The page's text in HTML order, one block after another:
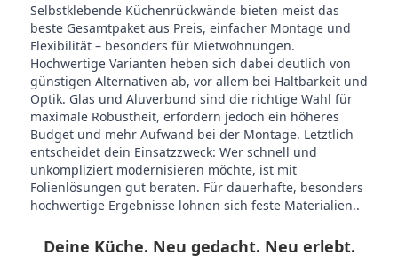
Selbstklebende Küchenrückwände bieten meist das
beste Gesamtpaket aus Preis, einfacher Montage und
Flexibilität – besonders für Mietwohnungen.
Hochwertige Varianten heben sich dabei deutlich von
günstigen Alternativen ab, vor allem bei Haltbarkeit und
Optik. Glas und Aluverbund sind die richtige Wahl für
maximale Robustheit, erfordern jedoch ein höheres
Budget und mehr Aufwand bei der Montage. Letztlich
entscheidet dein Einsatzzweck: Wer schnell und
unkompliziert modernisieren möchte, ist mit
Folienlösungen gut beraten. Für dauerhafte, besonders
hochwertige Ergebnisse lohnen sich feste Materialien..
Deine Küche. Neu gedacht. Neu erlebt.